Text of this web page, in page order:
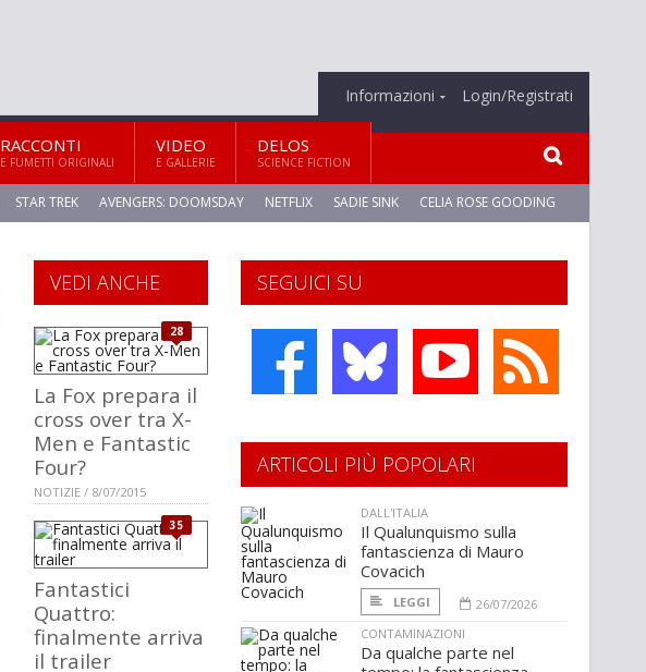
Informazioni Login/Registrati
RACCONTI
E FUMETTI ORIGINALI
VIDEO
E GALLERIE
DELOS
SCIENCE FICTION
STAR TREK AVENGERS: DOOMSDAY NETFLIX SADIE SINK CELIA ROSE GOODING
SEGUICI SU
VEDI ANCHE
28
La Fox prepara il
cross over tra X-
Men e Fantastic
Four?
NOTIZIE / 8/07/2015
35
Fantastici
Quattro:
finalmente arriva
il trailer
ARTICOLI PIÙ POPOLARI
DALL'ITALIA
Il Qualunquismo sulla
fantascienza di Mauro
Covacich
LEGGI
26/07/2026
CONTAMINAZIONI
Da qualche parte nel